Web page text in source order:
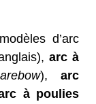
d’arc
arc à
),arc
à poulies